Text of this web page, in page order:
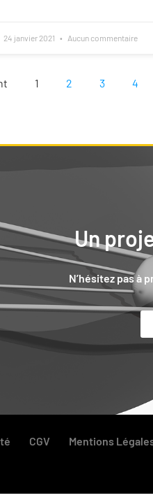
24 janvier 2021 Aucun commentaire
1 2 3 4
Un
N’hésitez pas à
CGV Mentions